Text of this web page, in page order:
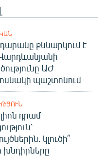
քննարկում է
ԱԺ
պաշտոնում
դրամ
կլուծի՞
խնդիրները